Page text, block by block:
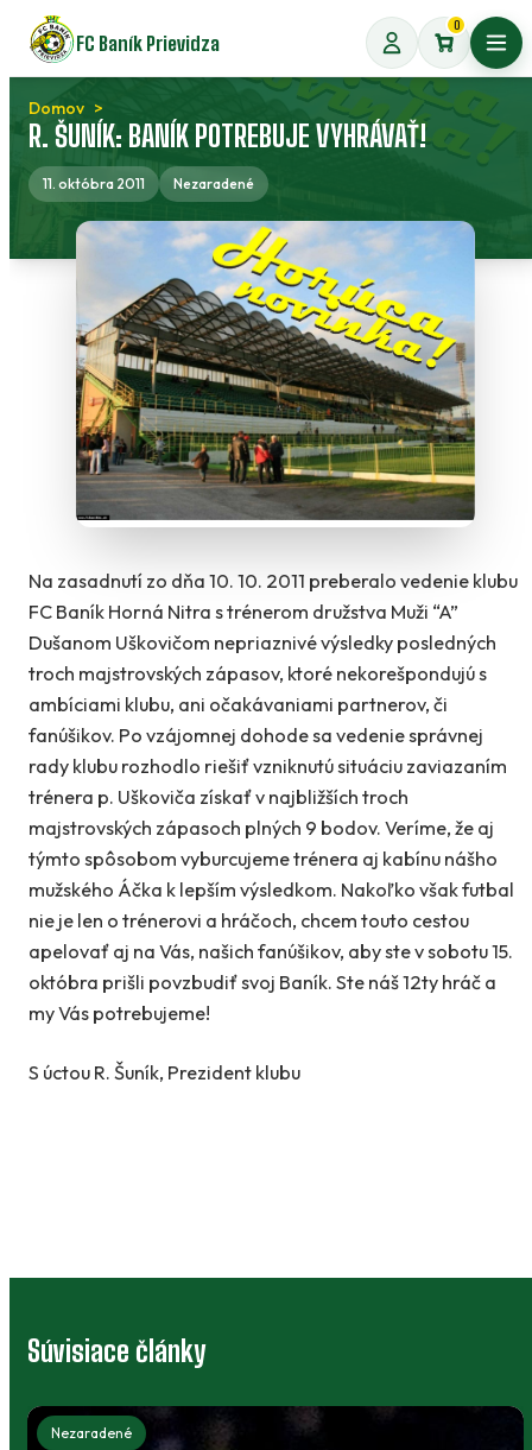
Preskočiť
na
obsah
FC Baník Prievidza
0
Domov
R. ŠUNÍK: BANÍK POTREBUJE VYHRÁVAŤ!
11. októbra 2011 Nezaradené
Na zasadnutí zo dňa 10. 10. 2011 preberalo vedenie klubu
FC Baník Horná Nitra s trénerom družstva Muži “A”
Dušanom Uškovičom nepriaznivé výsledky posledných
troch majstrovských zápasov, ktoré nekorešpondujú s
ambíciami klubu, ani očakávaniami partnerov, či
fanúšikov. Po vzájomnej dohode sa vedenie správnej
rady klubu rozhodlo riešiť vzniknutú situáciu zaviazaním
trénera p. Uškoviča získať v najbližších troch
majstrovských zápasoch plných 9 bodov. Veríme, že aj
týmto spôsobom vyburcujeme trénera aj kabínu nášho
mužského Áčka k lepším výsledkom. Nakoľko však futbal
nie je len o trénerovi a hráčoch, chcem touto cestou
apelovať aj na Vás, našich fanúšikov, aby ste v sobotu 15.
októbra prišli povzbudiť svoj Baník. Ste náš 12ty hráč a
my Vás potrebujeme!
S úctou R. Šuník, Prezident klubu
Súvisiace články
Nezaradené